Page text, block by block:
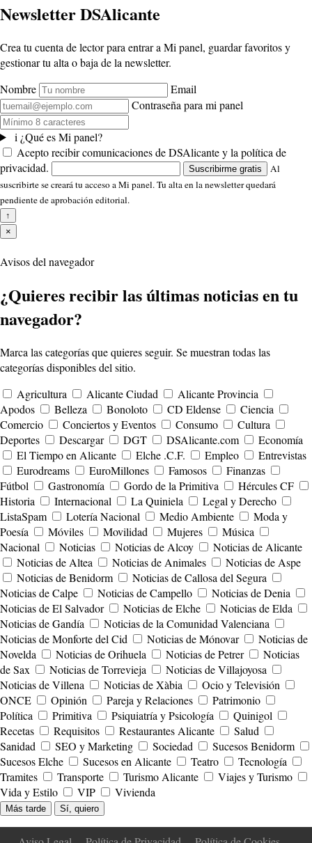
Newsletter DSAlicante
Crea tu cuenta de lector para entrar a Mi panel, guardar favoritos y
gestionar tu alta o baja de la newsletter.
Nombre
Email
Contraseña para mi panel
i ¿Qué es Mi panel?
Acepto recibir comunicaciones de DSAlicante y la política de
privacidad.
Suscribirme gratis
Al
suscribirte se creará tu acceso a Mi panel. Tu alta en la newsletter quedará
pendiente de aprobación editorial.
↑
×
Avisos del navegador
¿Quieres recibir las últimas noticias en tu
navegador?
Marca las categorías que quieres seguir. Se muestran todas las
categorías disponibles del sitio.
Agricultura
Alicante Ciudad
Alicante Provincia
Apodos
Belleza Bonoloto CD Eldense
Ciencia
Comercio
Conciertos y Eventos Consumo
Cultura
Deportes
Descargar DGT DSAlicante.com
Economía
El Tiempo en Alicante
Elche .C.F. Empleo
Entrevistas
Eurodreams
EuroMillones Famosos
Finanzas
Fútbol
Gastronomía Gordo de la Primitiva
Hércules CF
Historia
Internacional La Quiniela
Legal y Derecho
ListaSpam
Lotería Nacional Medio Ambiente
Moda y
Poesía
Móviles Movilidad Mujeres
Música
Nacional
Noticias Noticias de Alcoy
Noticias de Alicante
Noticias de Altea
Noticias de Animales
Noticias de Aspe
Noticias de Benidorm
Noticias de Callosa del Segura
Noticias de Calpe
Noticias de Campello
Noticias de Denia
Noticias de El Salvador
Noticias de Elche
Noticias de Elda
Noticias de Gandía
Noticias de la Comunidad Valenciana
Noticias de Monforte del Cid
Noticias de Mónovar
Noticias de
Novelda
Noticias de Orihuela Noticias de Petrer
Noticias
de Sax
Noticias de Torrevieja
Noticias de Villajoyosa
Noticias de Villena
Noticias de Xàbia
Ocio y Televisión
ONCE
Opinión Pareja y Relaciones
Patrimonio
Política
Primitiva Psiquiatría y Psicología
Quinigol
Recetas
Requisitos Restaurantes Alicante
Salud
Sanidad
SEO y Marketing Sociedad
Sucesos Benidorm
Sucesos Elche
Sucesos en Alicante Teatro
Tecnología
Tramites
Transporte Turismo Alicante
Viajes y Turismo
Vida y Estilo
VIP Vivienda
Más tarde Sí, quiero